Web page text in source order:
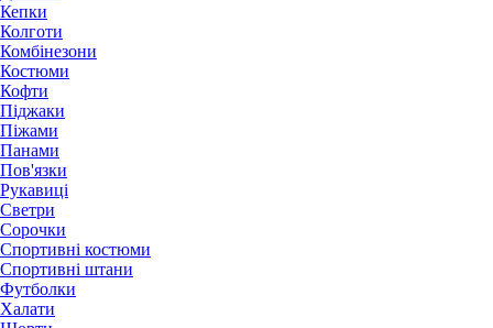
Кепки
Колготи
Комбінезони
Костюми
Кофти
Піджаки
Піжами
Панами
Пов'язки
Рукавиці
Светри
Сорочки
Спортивні костюми
Спортивні штани
Футболки
Халати